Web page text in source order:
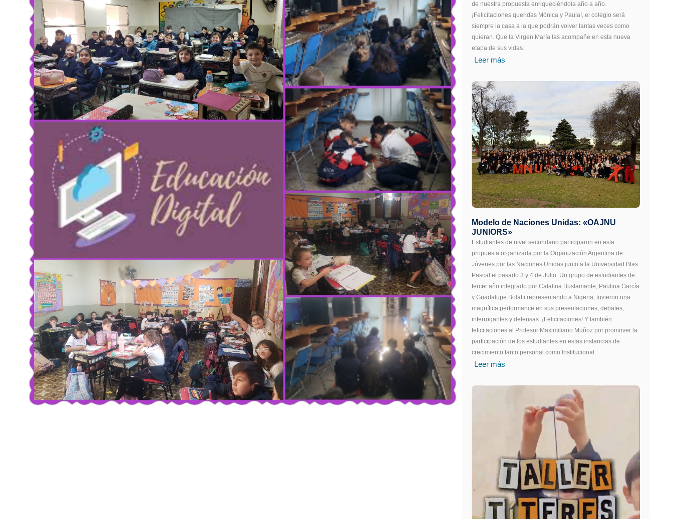
de nuestra propuesta enriqueciéndola año a año.
¡Felicitaciones queridas Mónica y Paula!, el colegio será
siempre la casa a la que podrán volver tantas veces como
quieran. Que la Virgen María las acompañe en esta nueva
etapa de sus vidas.
Leer más
Modelo de Naciones Unidas: «OAJNU
JUNIORS»
Estudiantes de nivel secundario participaron en esta
propuesta organizada por la Organización Argentina de
Jóvenes por las Naciones Unidas junto a la Universidad Blas
Pascal el pasado 3 y 4 de Julio. Un grupo de estudiantes de
tercer año integrado por Catalina Bustamante, Paulina García
y Guadalupe Bolatti representando a Nigeria, tuvieron una
magnífica performance en sus presentaciones, debates,
interrogantes y defensas. ¡Felicitaciones! Y también
felicitaciones al Profesor Maximiliano Muñoz por promover la
participación de los estudiantes en estas instancias de
crecimiento tanto personal como Institucional.
Leer más